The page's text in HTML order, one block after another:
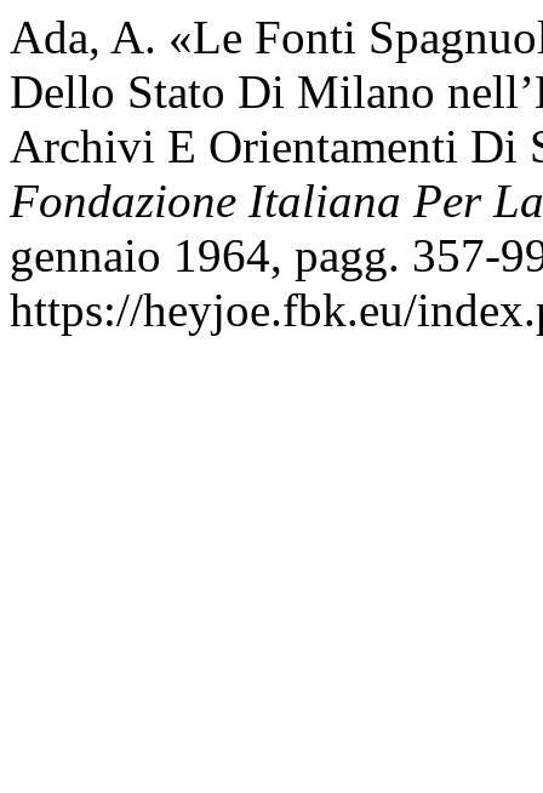
Ada, A. «Le Fonti
Dello Stato Di Milano
Archivi E Orientamenti Di
Fondazione Italiana Per
gennaio 1964, pagg. 357-
https://heyjoe.fbk.eu/